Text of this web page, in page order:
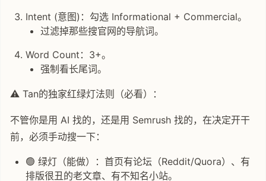
Intent (意图)：勾选 Informational + Commercial。
过滤掉那些搜官网的导航词。
Word Count：3+。
强制看长尾词。
⚠️ Tan的独家红绿灯法则（必看）：
不管你是用 AI 找的，还是用 Semrush 找的，在决定开干
前，必须手动搜一下：
🟢 绿灯（能做）：首页有论坛（Reddit/Quora）、有
排版很丑的老文章、有不知名小站。